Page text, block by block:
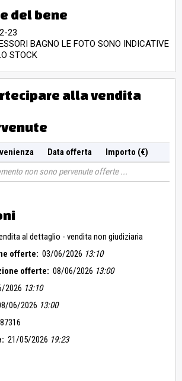
del bene
23
BAGNO LE FOTO SONO INDICATIVE
STOCK
alla vendita
Data offerta
Importo (€)
non sono pervenute offerte
al dettaglio - vendita non giudiziaria
offerte: 03/06/2026 13:10
offerte: 08/06/2026 13:00
2026 13:10
06/2026 13:00
21/05/2026 19:23